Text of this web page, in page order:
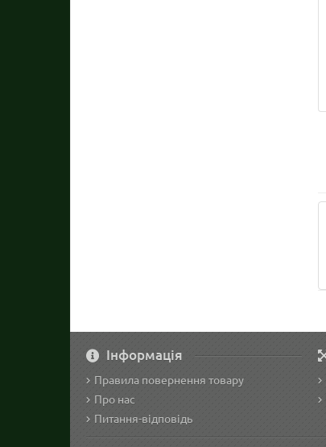
Інформація
Правила повернення товару
Про нас
Питання-відповідь